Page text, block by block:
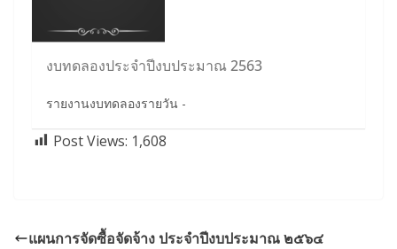
งบทดลองประจำปีงบประมาณ 2563
รายงานงบทดลองรายวัน -
Post Views: 1,608
แผนการจัดซื้อจัดจ้าง ประจำปีงบประมาณ ๒๕๖๔